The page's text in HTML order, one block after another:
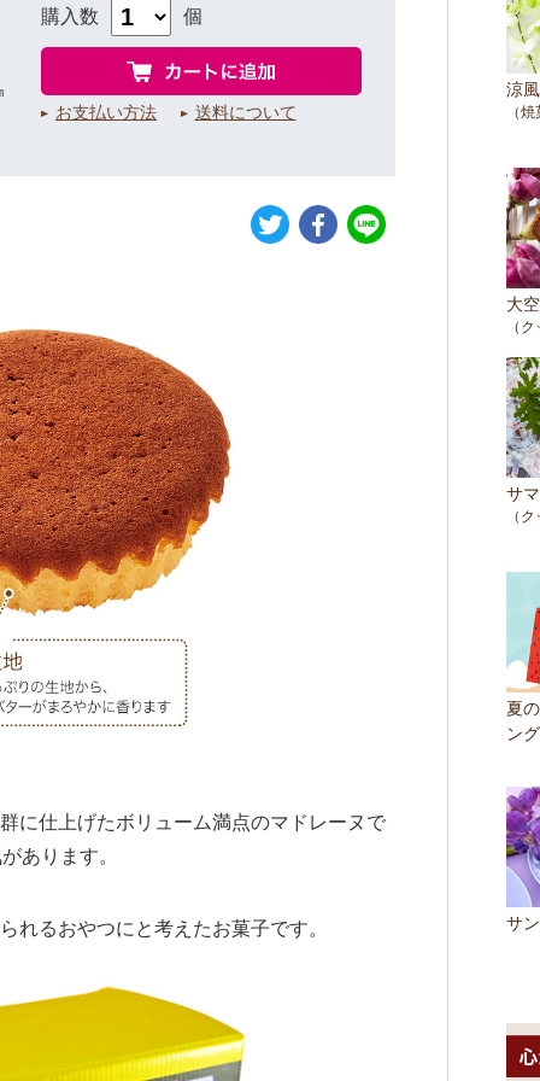
購入数 個
お支払い方法 送料について
に仕上げたボリューム満点のマドレーヌで
あります。
れるおやつにと考えたお菓子です。
涼
（
大
（
サ
（
夏
ン
サ